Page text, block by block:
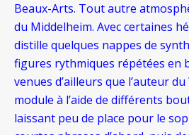
Beaux-Arts. Tout autre
du Middelheim. Avec certaines
distille quelques nappes de
figures rythmiques répétées en
venues d’ailleurs que l’auteur
module à l’aide de différents
laissant peu de place pour le